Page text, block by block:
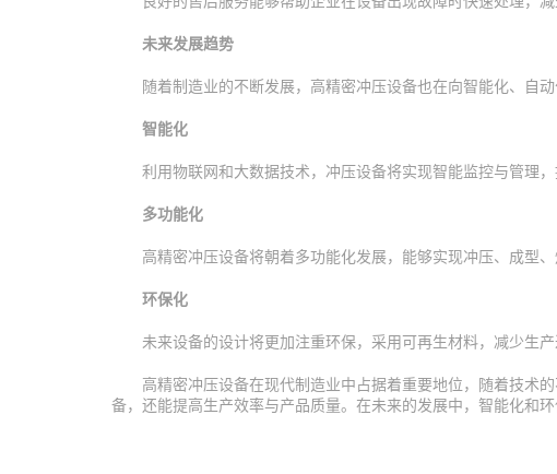
未来发展趋势
随着制造业的不断发展，高精密冲压设备也在向智能化、自
智能化
利用物联网和大数据技术，冲压设备将实现智能监控与管理，
多功能化
高精密冲压设备将朝着多功能化发展，能够实现冲压、成型
环保化
未来设备的设计将更加注重环保，采用可再生材料，减少生产
高精密冲压设备在现代制造业中占据着重要地位，随着技术
备，还能提高生产效率与产品质量。在未来的发展中，智能化和